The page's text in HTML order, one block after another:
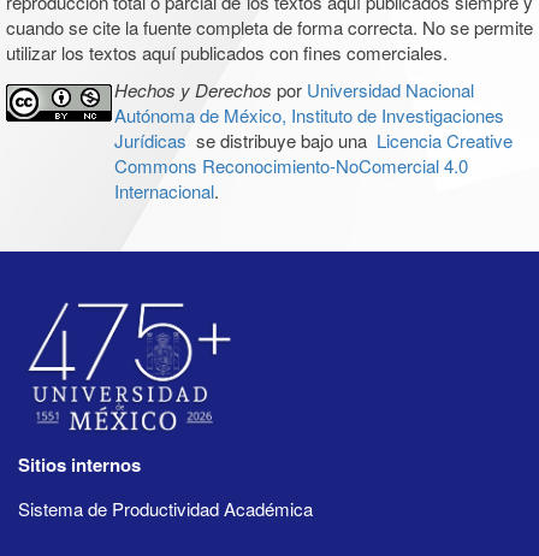
cuando se cite la fuente completa de forma correcta. No se permite
utilizar los textos aquí publicados con fines comerciales.
Hechos y Derechos por Universidad Nacional
Autónoma de México, Instituto de Investigaciones
Jurídicas se distribuye bajo una Licencia Creative
Commons Reconocimiento-NoComercial 4.0
Internacional.
Sitios internos
Sistema de Productividad Académica